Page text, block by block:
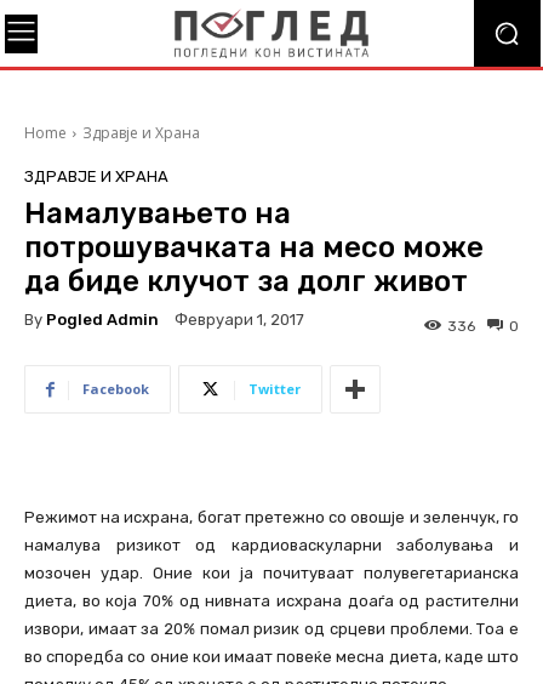
Home Здравје и Храна
ЗДРАВЈЕ И ХРАНА
Намалувањето на
потрошувачката на месо може
да биде клучот за долг живот
By Pogled Admin Февруари 1, 2017 0
336
Facebook Twitter
Режимот на исхрана, богат претежно со овошје и зеленчук, го
намалува ризикот од кардиоваскуларни заболувања и
мозочен удар. Оние кои ја почитуваат полувегетарианска
диета, во која 70% од нивната исхрана доаѓа од растителни
извори, имаат за 20% помал ризик од срцеви проблеми. Тоа е
во споредба со оние кои имаат повеќе месна диета, каде што